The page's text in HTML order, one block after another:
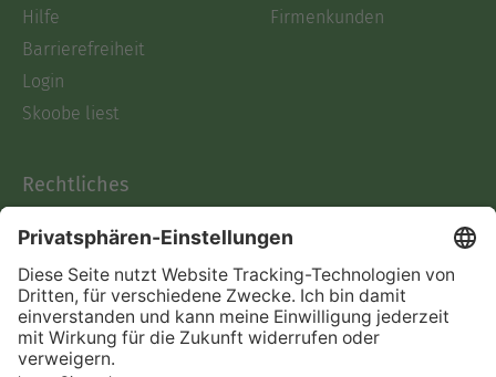
Hilfe
Barrierefreiheit
Login
Skoobe liest
Firmenkunden
Rechtliches
AGB
Informationen nach Data
Act
Verträge hier kündigen
Impressum